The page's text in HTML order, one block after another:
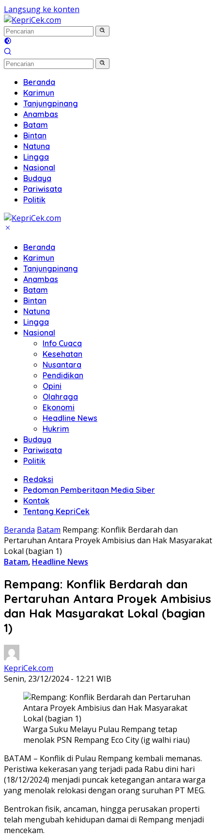
Langsung ke konten
Beranda
Karimun
Tanjungpinang
Anambas
Batam
Bintan
Natuna
Lingga
Nasional
Budaya
Pariwisata
Politik
Beranda
Karimun
Tanjungpinang
Anambas
Batam
Bintan
Natuna
Lingga
Nasional
Info Cuaca
Kesehatan
Nusantara
Pendidikan
Opini
Olahraga
Ekonomi
Headline News
Hukrim
Budaya
Pariwisata
Politik
Redaksi
Pedoman Pemberitaan Media Siber
Kontak
Tentang KepriCek
Beranda Batam Rempang: Konflik Berdarah dan
Pertaruhan Antara Proyek Ambisius dan Hak Masyarakat
Lokal (bagian 1)
Batam, Headline News
Rempang: Konflik Berdarah dan
Pertaruhan Antara Proyek Ambisius
dan Hak Masyarakat Lokal (bagian
1)
KepriCek.com
Senin, 23/12/2024 - 12:21 WIB
Warga Suku Melayu Pulau Rempang tetap
menolak PSN Rempang Eco City (ig walhi riau)
BATAM – Konflik di Pulau Rempang kembali memanas.
Peristiwa kekerasan yang terjadi pada Rabu dini hari
(18/12/2024) menjadi puncak ketegangan antara warga
yang menolak relokasi dengan orang suruhan PT MEG.
Bentrokan fisik, ancaman, hingga perusakan properti
telah mengubah kehidupan damai di Rempang menjadi
mencekam.